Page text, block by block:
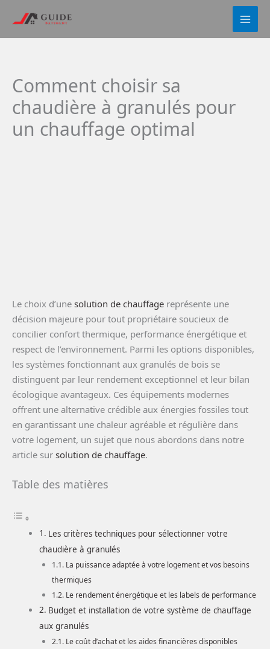
contenu
Comment choisir sa
chaudière à granulés pour
un chauffage optimal
Le choix d’une solution de chauffage représente une
décision majeure pour tout propriétaire soucieux de
concilier confort thermique, performance énergétique et
respect de l’environnement. Parmi les options disponibles,
les systèmes fonctionnant aux granulés de bois se
distinguent par leur rendement exceptionnel et leur bilan
écologique avantageux. Ces équipements modernes
offrent une alternative crédible aux énergies fossiles tout
en garantissant une chaleur agréable et régulière dans
votre logement, un sujet que nous abordons dans notre
article sur solution de chauffage.
Table des matières
Les critères techniques pour sélectionner votre
chaudière à granulés
La puissance adaptée à votre logement et vos besoins
thermiques
Le rendement énergétique et les labels de performance
Budget et installation de votre système de chauffage
aux granulés
Le coût d’achat et les aides financières disponibles